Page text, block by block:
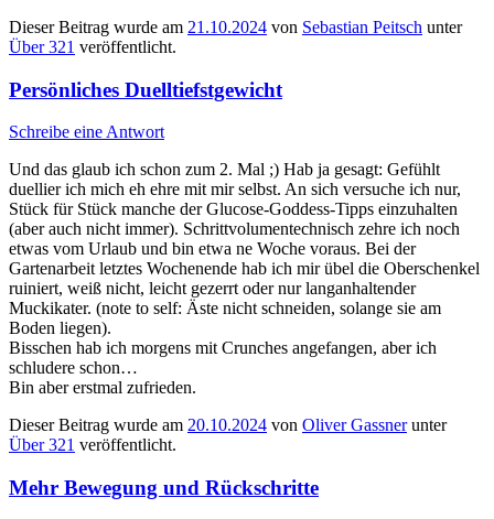
Dieser Beitrag wurde am 21.10.2024 von Sebastian Peitsch unter
Über 321 veröffentlicht.
Persönliches Duelltiefstgewicht
Schreibe eine Antwort
Und das glaub ich schon zum 2. Mal ;) Hab ja gesagt: Gefühlt
duellier ich mich eh ehre mit mir selbst. An sich versuche ich nur,
Stück für Stück manche der Glucose-Goddess-Tipps einzuhalten
(aber auch nicht immer). Schrittvolumentechnisch zehre ich noch
etwas vom Urlaub und bin etwa ne Woche voraus. Bei der
Gartenarbeit letztes Wochenende hab ich mir übel die Oberschenkel
ruiniert, weiß nicht, leicht gezerrt oder nur langanhaltender
Muckikater. (note to self: Äste nicht schneiden, solange sie am
Boden liegen).
Bisschen hab ich morgens mit Crunches angefangen, aber ich
schludere schon…
Bin aber erstmal zufrieden.
Dieser Beitrag wurde am 20.10.2024 von Oliver Gassnerunter
Über 321 veröffentlicht.
Mehr Bewegung und Rückschritte